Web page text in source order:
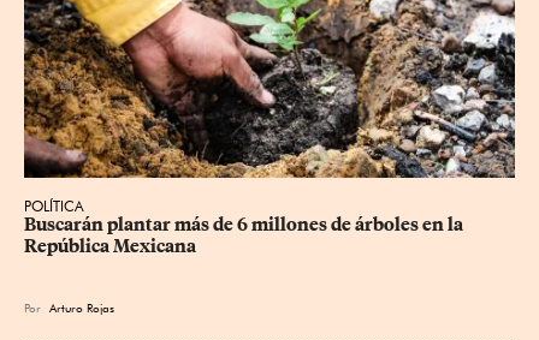
POLÍTICA
Buscarán plantar más de 6 millones de árboles en la
República Mexicana
Por Arturo Rojas